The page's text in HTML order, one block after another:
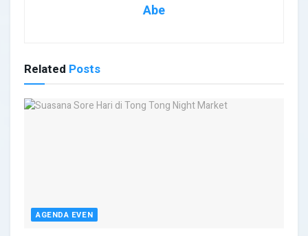
Abe
Related Posts
AGENDA EVEN